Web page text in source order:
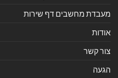
מעבדת מחשבים דף שירות
אודות
צור קשר
הגעה